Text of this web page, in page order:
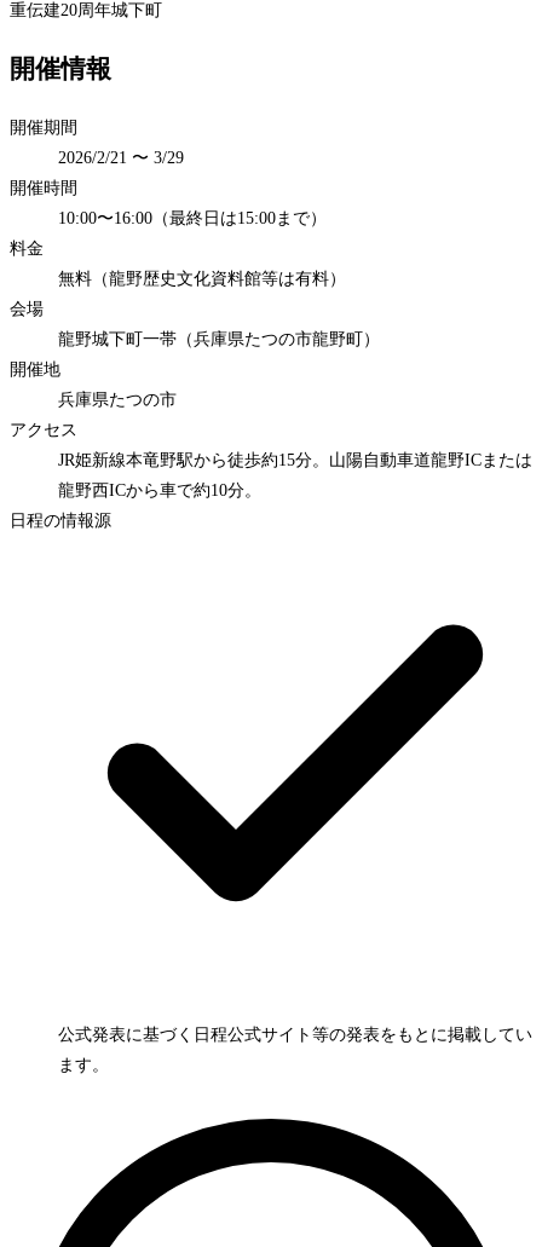
重伝建20周年城下町
開催情報
開催期間
2026/2/21 〜 3/29
開催時間
10:00〜16:00（最終日は15:00まで）
料金
無料（龍野歴史文化資料館等は有料）
会場
龍野城下町一帯（兵庫県たつの市龍野町）
開催地
兵庫県たつの市
アクセス
JR姫新線本竜野駅から徒歩約15分。山陽自動車道龍野ICまたは
龍野西ICから車で約10分。
日程の情報源
公式発表に基づく日程公式サイト等の発表をもとに掲載してい
ます。